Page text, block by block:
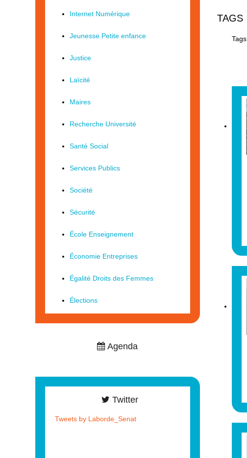
TAGS
Tags
Internet Numérique
Jeunesse Petite enfance
Justice
Laïcité
Maires
Recherche Université
Santé Social
Services Publics
Société
Sécurité
École Enseignement
Économie Entreprises
Égalité Droits des Femmes
Élections
Agenda
Twitter
Tweets by Laborde_Senat